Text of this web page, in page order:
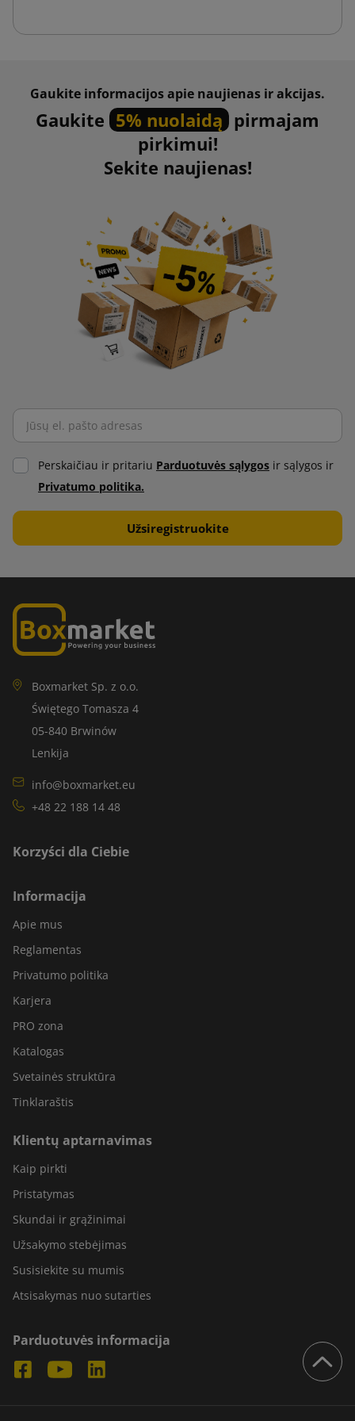
Vandeninis:Jis apsaugo krovinius nuo drėgmės, kuri yra
tempimo plėvelė yra ideali transporto metu padėklų
apkrovos stabilizavimui.
Nors dažniausiai naudojamas padėklų
pakavimui, jis taip pat naudojamas kitose srityse, tokiose
Gaukite informacijos apie naujienas ir akcijas.
Gaukite 5% nuolaidą pirmajam
pirkimui!
Sekite naujienas!
Perskaičiau ir pritariu Parduotuvės sąlygos ir sąlygos ir
Privatumo politika.
Boxmarket Sp. z o.o.
Świętego Tomasza 4
05-840 Brwinów
Lenkija
info@boxmarket.eu
+48 22 188 14 48
Korzyści dla Ciebie
Informacija
Apie mus
Reglamentas
Privatumo politika
Karjera
PRO zona
Katalogas
Svetainės struktūra
Tinklaraštis
Klientų aptarnavimas
Kaip pirkti
Pristatymas
Skundai ir grąžinimai
Užsakymo stebėjimas
Susisiekite su mumis
Atsisakymas nuo sutarties
Parduotuvės informacija